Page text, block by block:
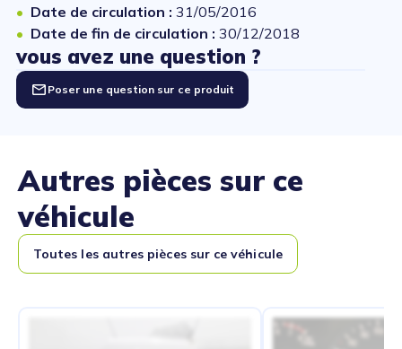
Date de circulation : 31/05/2016
Date de fin de circulation : 30/12/2018
vous avez une question ?
Poser une question sur ce produit
Autres pièces sur ce
véhicule
Toutes les autres pièces sur ce véhicule